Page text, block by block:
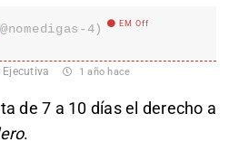
4) EM Off
Ejecutiva 1 año hace
de 7 a 10 días el derecho a
.